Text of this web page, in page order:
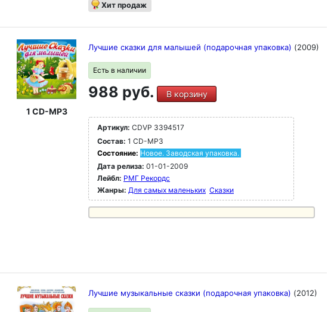
Хит продаж
1 CD-MP3
Лучшие сказки для малышей (подарочная упаковка) (2009)
Есть в наличии
988 руб. В корзину
Артикул: CDVP 3394517
Состав: 1 CD-MP3
Состояние: Новое. Заводская упаковка.
Дата релиза: 01-01-2009
Лейбл: РМГ Рекордс
Жанры: Для самых маленьких Сказки
Лучшие музыкальные сказки (подарочная упаковка) (2012)